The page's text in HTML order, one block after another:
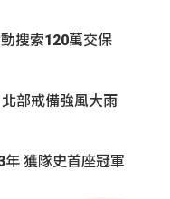
搜索120萬交保
部戒備強風大雨
獲隊史首座冠軍